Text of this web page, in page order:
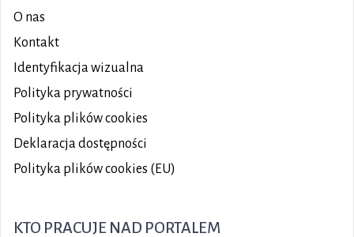
O nas
Kontakt
Identyfikacja wizualna
Polityka prywatności
Polityka plikówcookies
Deklaracja dostępności
Polityka plików cookies (EU)
KTO PRACUJE NAD PORTALEM